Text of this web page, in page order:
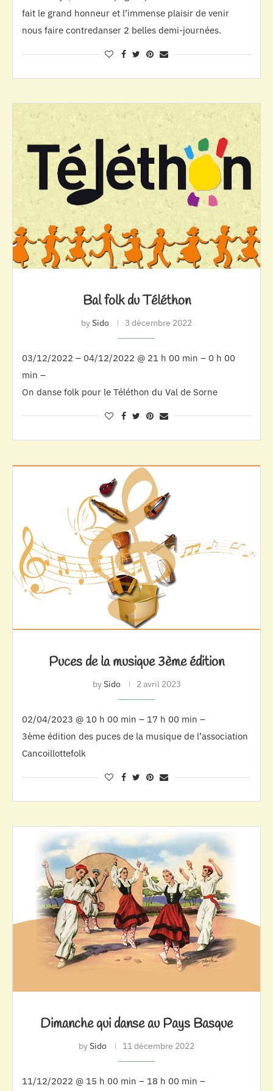
fait le grand honneur et l’immense plaisir de venir
nous faire contredanser 2 belles demi-journées.
Bal folk du Téléthon
bySido 3 décembre 2022
03/12/2022 – 04/12/2022 @ 21 h 00 min – 0 h 00
min –
On danse folk pour le Téléthon du Val de Sorne
Puces de la musique 3ème édition
bySido 2 avril 2023
02/04/2023 @ 10 h 00 min – 17 h 00 min –
3ème édition des puces de la musique de l’association
Cancoillottefolk
Dimanche qui danse au Pays Basque
bySido 11 décembre 2022
11/12/2022 @ 15 h 00 min – 18 h 00 min –